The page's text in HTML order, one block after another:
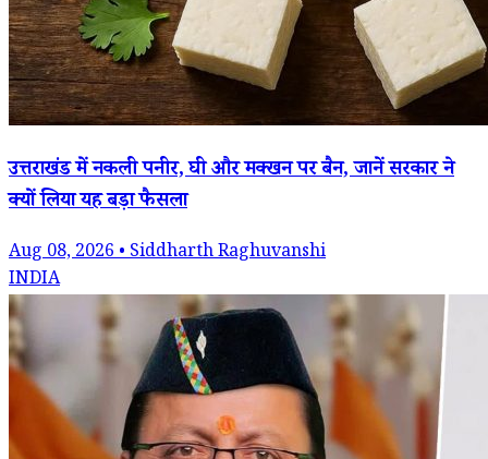
उत्तराखंड में नकली पनीर, घी और मक्खन पर बैन, जानें सरकार ने
क्यों लिया यह बड़ा फैसला
Aug 08, 2026 • Siddharth Raghuvanshi
INDIA